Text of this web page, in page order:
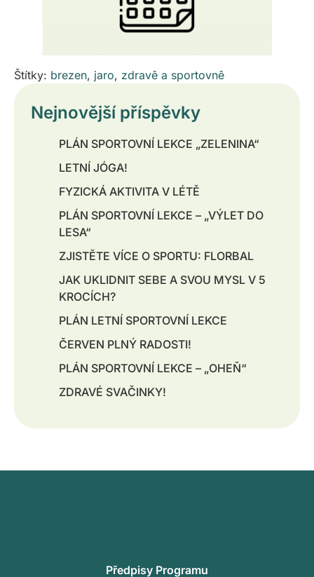
Štítky: brezen, jaro, zdravê a sportovnê
Nejnovější příspěvky
PLÁN SPORTOVNÍ LEKCE „ZELENINA“
LETNÍ JÓGA!
FYZICKÁ AKTIVITA V LÉTĚ
PLÁN SPORTOVNÍ LEKCE – „VÝLET DO
LESA“
ZJISTĚTE VÍCE O SPORTU: FLORBAL
JAK UKLIDNIT SEBE A SVOU MYSL V 5
KROCÍCH?
PLÁN LETNÍ SPORTOVNÍ LEKCE
ČERVEN PLNÝ RADOSTI!
PLÁN SPORTOVNÍ LEKCE – „OHEŇ“
ZDRAVÉ SVAČINKY!
Předpisy Programu